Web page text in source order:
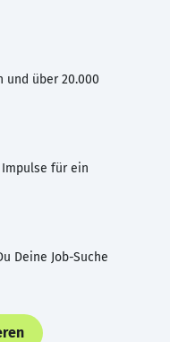
und über 20.000
für ein
Deine Job-Suche